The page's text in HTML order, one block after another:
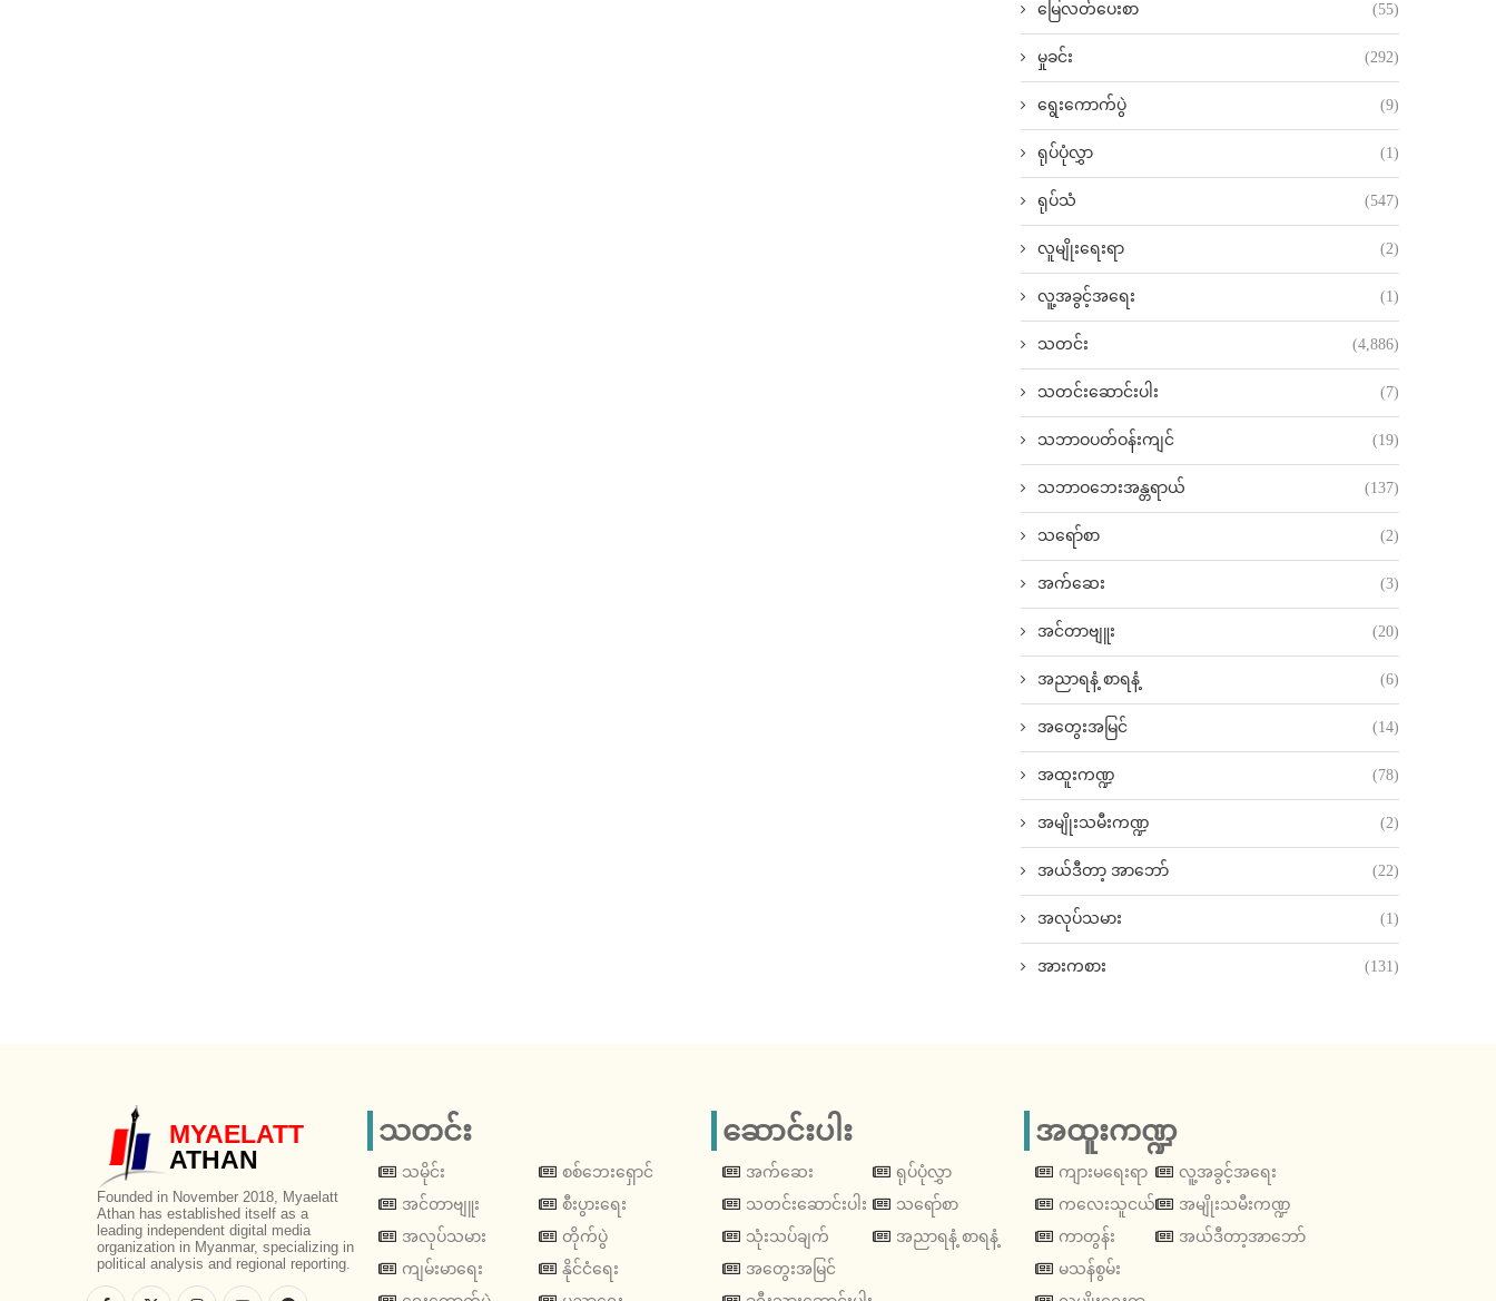
မြေလတ်ပေးစာ (55)
မှုခင်း (292)
ရွေးကောက်ပွဲ (9)
ရုပ်ပုံလွှာ (1)
ရုပ်သံ (547)
လူမျိုးရေးရာ (2)
လူ့အခွင့်အရေး (1)
သတင်း (4,886)
သတင်းဆောင်းပါး (7)
သဘာဝပတ်ဝန်းကျင် (19)
သဘာဝဘေးအန္တရာယ် (137)
သရော်စာ (2)
အက်ဆေး (3)
အင်တာဗျူး (20)
အညာရနံ့ စာရနံ့ (6)
အတွေးအမြင် (14)
အထူးကဏ္ဍ (78)
အမျိုးသမီးကဏ္ဍ (2)
အယ်ဒီတာ့ အာဘော် (22)
အလုပ်သမား (1)
အားကစား (131)
MYAELATT
ATHAN
Founded in November 2018, Myaelatt
Athan has established itself as a
leading independent digital media
organization in Myanmar, specializing in
political analysis and regional reporting.
သတင်း
သမိုင်း
အင်တာဗျူး
အလုပ်သမား
ကျမ်းမာရေး
စစ်ဘေးရှောင်
စီးပွားရေး
တိုက်ပွဲ
နိုင်ငံရေး
ဆောင်းပါး
အက်ဆေး
သတင်းဆောင်းပါး
သုံးသပ်ချက်
အတွေးအမြင်
ရုပ်ပုံလွှာ
သရော်စာ
အညာရနံ့ စာရနံ့
အထူးကဏ္ဍ
ကျားမရေးရာ
ကလေးသူငယ်
ကာတွန်း
မသန်စွမ်း
လူ့အခွင့်အရေး
အမျိုးသမီးကဏ္ဍ
အယ်ဒီတာ့အာဘော်